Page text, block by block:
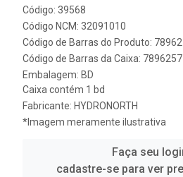
Código: 39568
Código NCM: 32091010
Código de Barras do Produto:
Código de Barras da Caixa:
Embalagem: BD
Caixa contém 1 bd
Fabricante: HYDRONORTH
*Imagem meramente ilustrativa
Faça seu
cadastre-se para ver